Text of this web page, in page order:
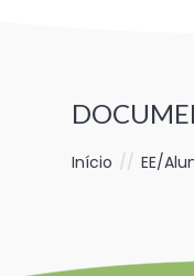
Início // EE/